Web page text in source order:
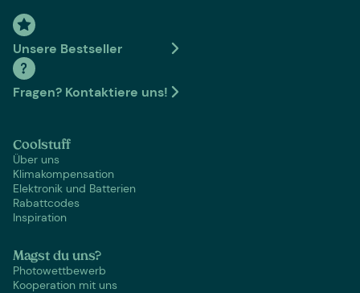
Unsere Bestseller
Fragen? Kontaktiere uns!
Coolstuff
Über uns
Klimakompensation
Elektronik und Batterien
Rabattcodes
Inspiration
Magst du uns?
Photowettbewerb
Kooperation mit uns